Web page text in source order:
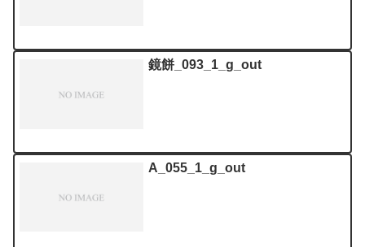
鏡餅_093_1_g_out
A_055_1_g_out